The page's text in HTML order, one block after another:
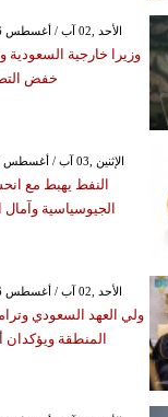
GMT 20:19 2026 الأحد ,02 آب / أغسطس
وزيرا خارجية السعودية
خفض
GMT 07:57 2026 الإثنين ,03 آب / أغسطس
النفط يهبط مع
الجيوسياسية وآمال
GMT 09:40 2026 الأحد ,02 آب / أغسطس
ولي العهد السعودي
المنطقة ويؤكدان